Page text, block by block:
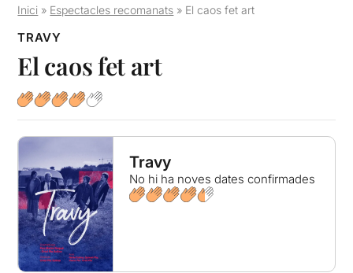
Inici » Espectacles recomanats » El caos fet art
TRAVY
El caos fet art
Travy
No hi ha noves dates confirmades